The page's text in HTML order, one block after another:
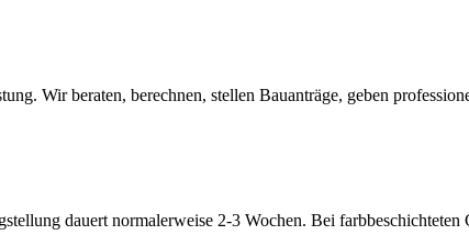
Wir beraten, berechnen, stellen Bauanträge, geben
dauert normalerweise 2-3 Wochen. Bei